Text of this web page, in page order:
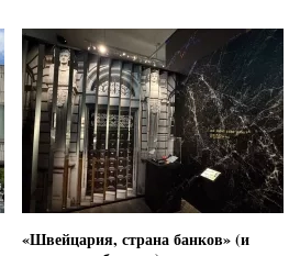
«Швейцария, страна банков» (и